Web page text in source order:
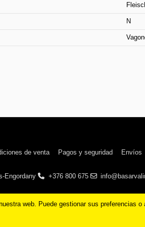
N
de venta Pagos y seguridad Envíos
Engordany +376 800 675
web. Puede gestionar sus preferencias o